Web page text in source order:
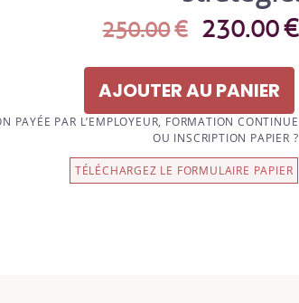
250.00€ 230.00€
AJOUTER AU PANIER
PAYÉE PAR L’EMPLOYEUR, FORMATION CONTINUE
OU INSCRIPTION PAPIER ?
TÉLÉCHARGEZ LE FORMULAIRE PAPIER